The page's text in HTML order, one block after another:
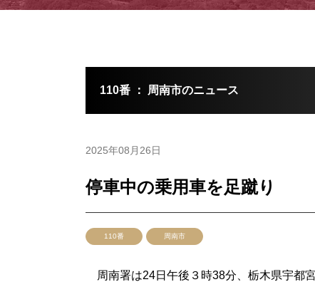
110番 ： 周南市のニュース
2025年08月26日
停車中の乗用車を足蹴り
110番 周南市
周南署は24日午後３時38分、栃木県宇都